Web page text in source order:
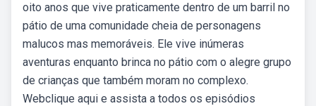
oito anos que vive praticamente dentro de um barril no
pátio de uma comunidade cheia de personagens
malucos mas memoráveis. Ele vive inúmeras
aventuras enquanto brinca no pátio com o alegre grupo
de crianças que também moram no complexo.
Webclique aqui e assista a todos os episódios